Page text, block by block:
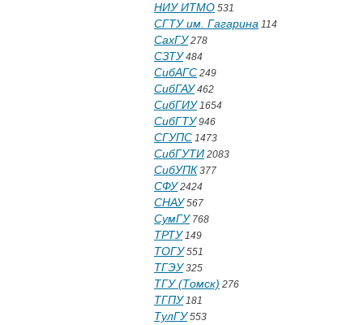
НИУ ИТМО 531
СГТУ им. Гагарина 114
СахГУ278
СЗТУ484
СибАГС 249
СибГАУ462
СибГИУ1654
СибГТУ946
СГУПС 1473
СибГУТИ 2083
СибУПК 377
СФУ2424
СНАУ567
СумГУ768
ТРТУ149
ТОГУ551
ТГЭУ325
ТГУ (Томск) 276
ТГПУ181
ТулГУ553